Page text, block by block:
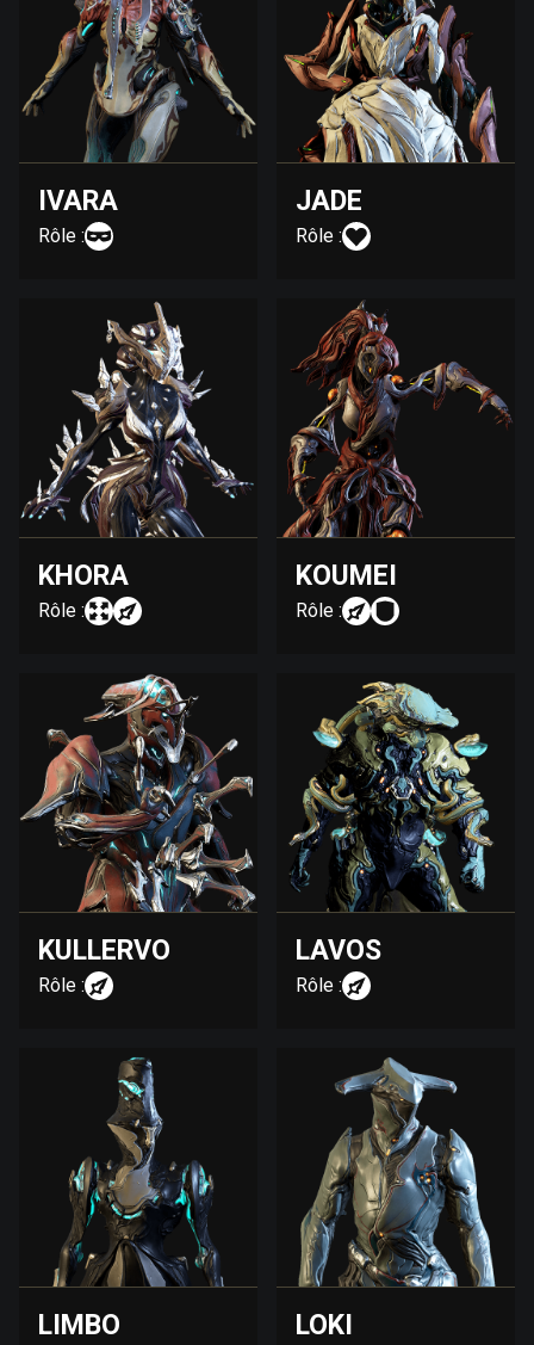
IVARA
Rôle :
JADE
Rôle :
KHORA
Rôle :
KOUMEI
Rôle :
KULLERVO
Rôle :
LAVOS
Rôle :
LIMBO LOKI